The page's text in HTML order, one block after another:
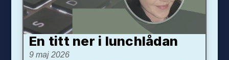
En titt ner i lunchlådan
9 maj 2026